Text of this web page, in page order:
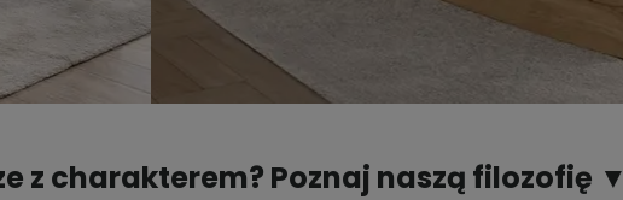
z charakterem? Poznaj naszą filozofię ▼